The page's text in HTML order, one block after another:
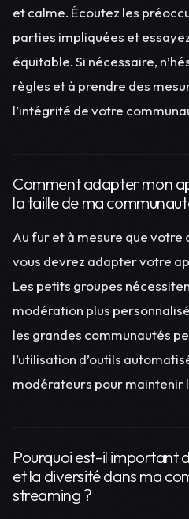
et calme. Écoutez les
parties impliquées et
équitable. Si nécessaire,
règles et à prendre des
l’intégrité de votre
Comment adapter mon
la taille de ma
Au fur et à mesure que votre
vous devrez adapter votre
Les petits groupes
modération plus
les grandes communautés
l’utilisation d’outils
modérateurs pour maintenir
Pourquoi est-il important
et la diversité dans ma
streaming ?